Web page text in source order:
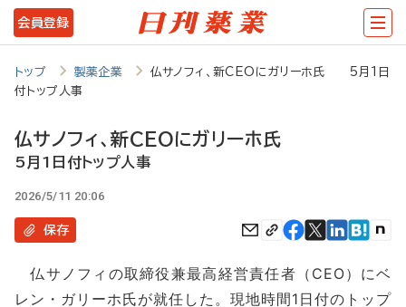
メ
イ
ツ
に
会員登録
トップ 製薬企業
仏サノフィ、新CEOにガリーホ氏 5月1日
付トップ人事
仏サノフィ、新CEOにガリーホ氏
5月1日付トップ人事
2026/5/11 20:06
保存
仏サノフィの取締役兼最高経営責任者（CEO）にベ
レン・ガリーホ氏が就任した。現地時間1日付のトップ